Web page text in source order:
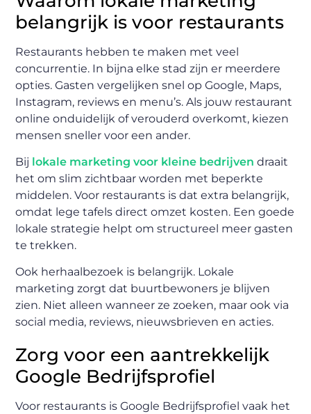
belangrijk is voor restaurants
Restaurants hebben te maken met veel
concurrentie. In bijna elke stad zijn er meerdere
opties. Gasten vergelijken snel op Google, Maps,
Instagram, reviews en menu’s. Als jouw restaurant
online onduidelijk of verouderd overkomt, kiezen
mensen sneller voor een ander.
Bij lokale marketing voor kleine bedrijven draait
het om slim zichtbaar worden met beperkte
middelen. Voor restaurants is dat extra belangrijk,
omdat lege tafels direct omzet kosten. Een goede
lokale strategie helpt om structureel meer gasten
te trekken.
Ook herhaalbezoek is belangrijk. Lokale
marketing zorgt dat buurtbewoners je blijven
zien. Niet alleen wanneer ze zoeken, maar ook via
social media, reviews, nieuwsbrieven en acties.
Zorg voor een aantrekkelijk
Google Bedrijfsprofiel
Voor restaurants is Google Bedrijfsprofiel vaak het